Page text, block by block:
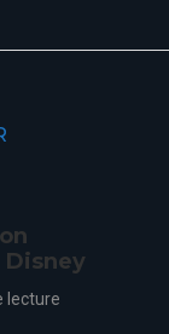
lecture